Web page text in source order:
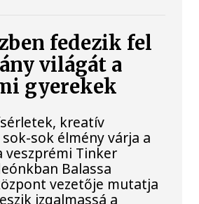
fedezik fel
világát a
gyerekek
kreatív
sok élmény várja a
veszprémi Tinker
Balassa
vezetője mutatja
izgalmassá a